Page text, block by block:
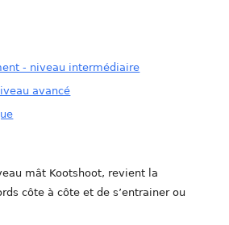
- niveau intermédiaire
avancé
mât Kootshoot, revient la
côte à côte et de s’entrainer ou